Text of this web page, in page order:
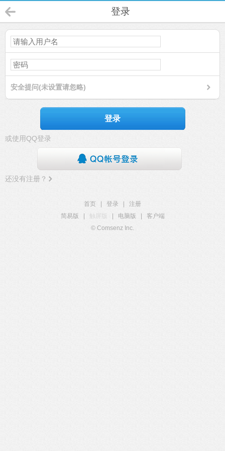
登录
安全提问(未设置请忽略)
登录
或使用QQ登录
还没有注册？
首页 登录
注册
简易版
触屏版 电脑版
客户端
© Comsenz Inc.